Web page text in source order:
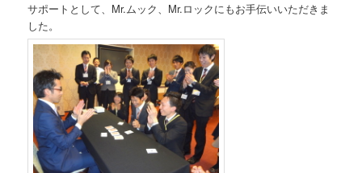
サポートとして、Mr.ムック、Mr.ロックにもお手伝いいただきま
した。